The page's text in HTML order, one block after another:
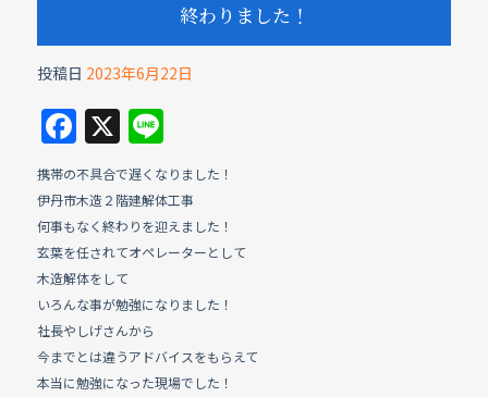
終わりました！
投稿日 2023年6月22日
F
a
c
e
b
o
o
k
X Li
n
e
携帯の不具合で遅くなりました！
伊丹市木造２階建解体工事
何事もなく終わりを迎えました！
玄葉を任されてオペレーターとして
木造解体をして
いろんな事が勉強になりました！
社長やしげさんから
今までとは違うアドバイスをもらえて
本当に勉強になった現場でした！